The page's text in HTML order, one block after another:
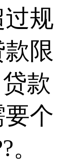
规
限
款
个